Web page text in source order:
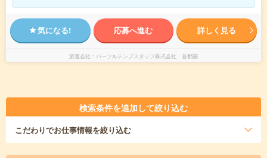
気になる! 応募へ進む 詳しく見る
派遣会社 パーソルテンプスタッフ株式会社 首都圏
検索条件を追加して絞り込む
こだわりでお仕事情報を絞り込む